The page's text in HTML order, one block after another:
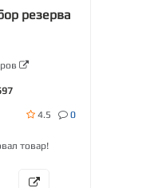
резерва
4.5 0
товар!